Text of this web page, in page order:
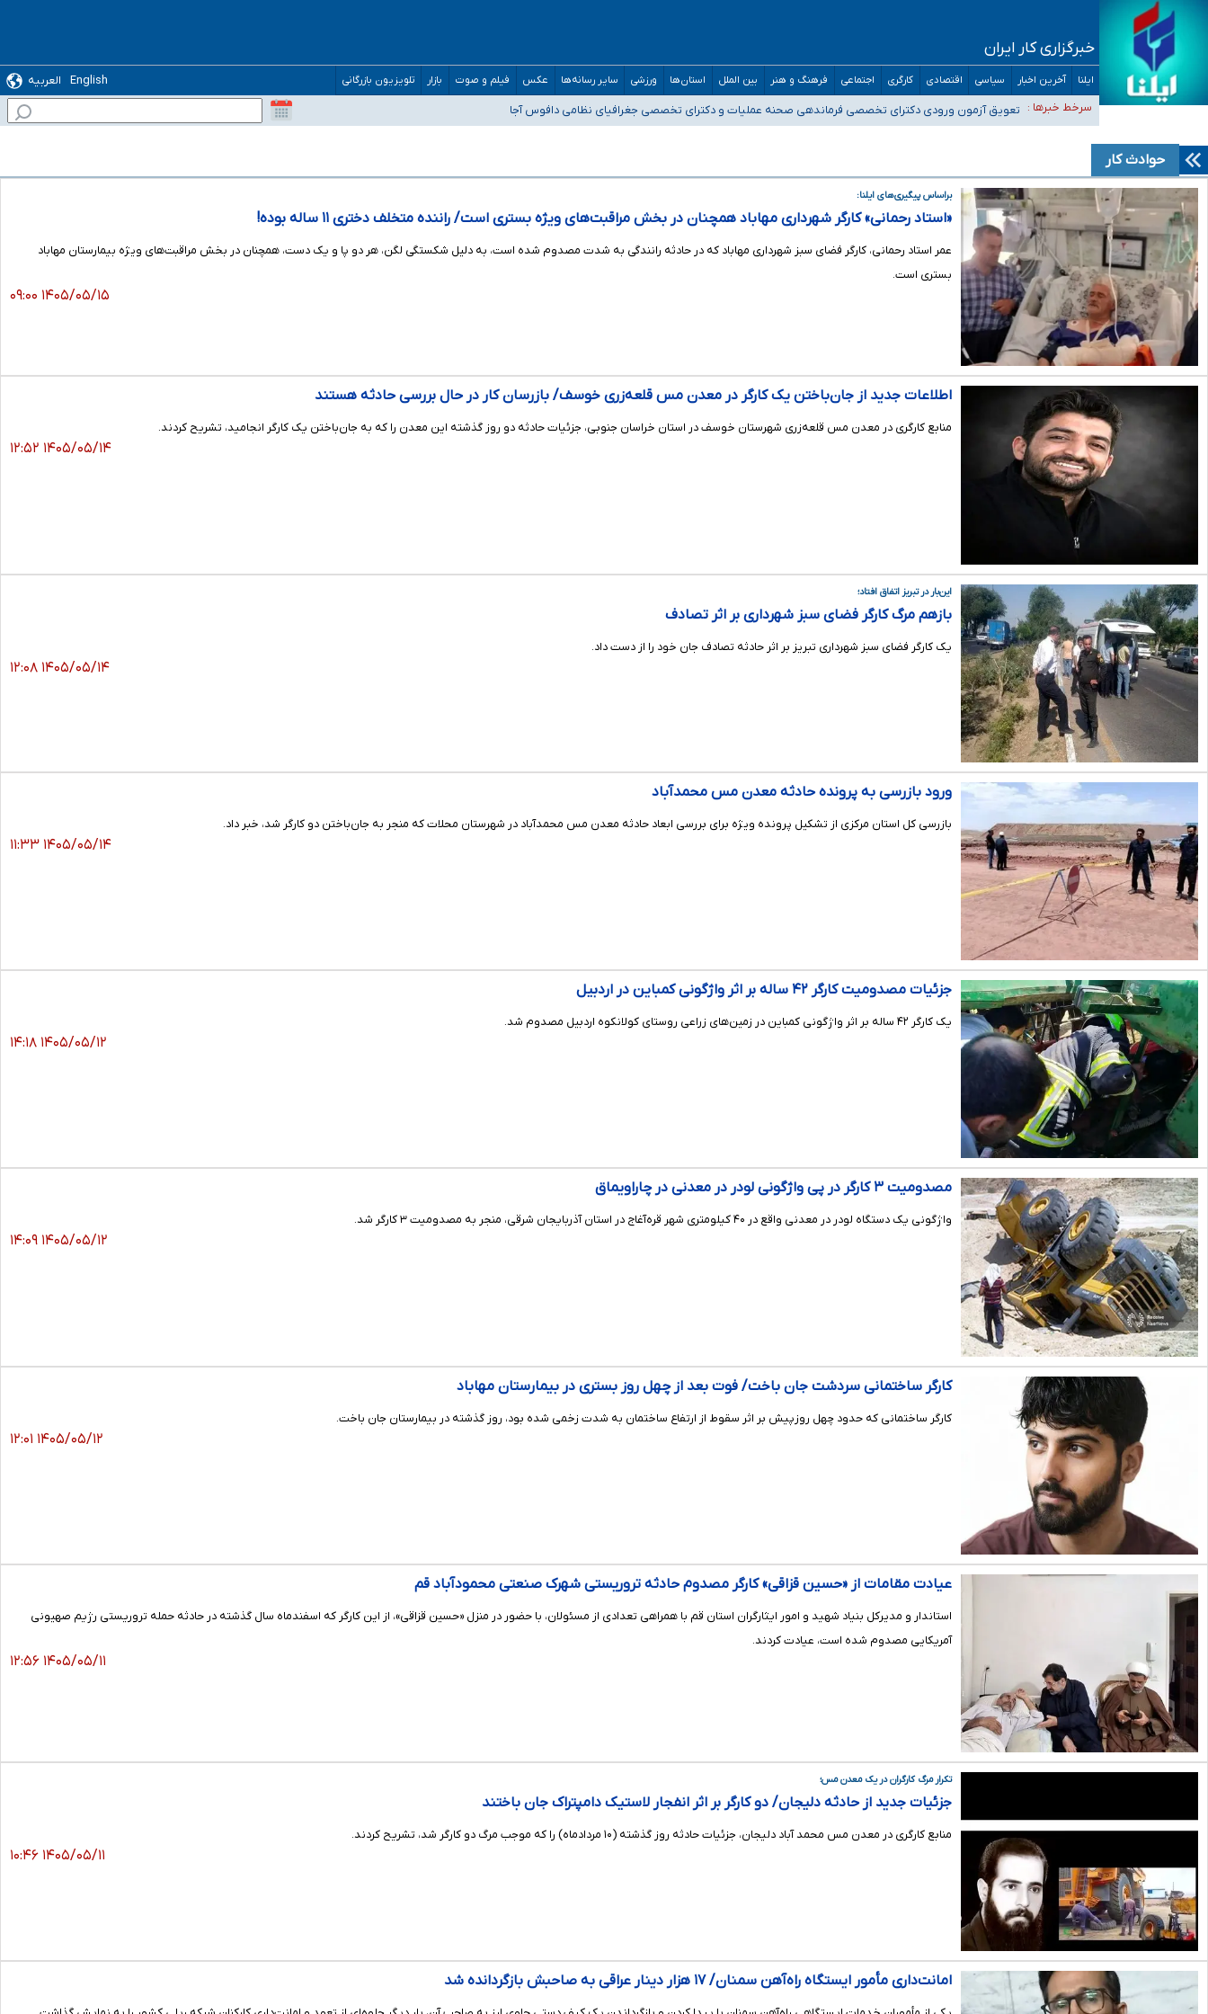
خبرگزاری کار ایران
ایلنا آخرین اخبار سیاسی اقتصادی کارگری اجتماعی فرهنگ و هنر بین الملل استان‌ها ورزشی سایر رسانه‌ها عکس فیلم و صوت بازار تلویزیون بازرگانی English
العربیه
سرخط خبرها :
موضع وزارت بهداشت درباره ظرفیت پزشکی کنکور ۱۴۰۵: خواستار اصلاح ظرفیت‌ها هستیم، اما هنوز پاسخ مشخصی نگرفته‌ایم
تعویق آزمون ورودی دکترای تخصصی فرماندهی صحنه عملیات و دکترای تخصصی جغرافیای نظامی دافوس آجا
هیچ پرستاری بازداشت یا اخراج نشده است/ از رئیس جمهور خواستیم ورود کند
حوادث كار
براساس پیگیری‌های ایلنا:
«استاد رحمانی» کارگر شهرداری مهاباد همچنان در بخش مراقبت‌های ویژه بستری است/ راننده متخلف دختری ۱۱ ساله بوده!
عمر استاد رحمانی، کارگر فضای سبز شهرداری مهاباد که در حادثه رانندگی به شدت مصدوم شده است، به دلیل شکستگی لگن، هر دو پا و یک دست، همچنان در بخش مراقبت‌های ویژه بیمارستان مهاباد
بستری است.
۱۴۰۵/۰۵/۱۵ ۰۹:۰۰
اطلاعات جدید از جان‌باختن یک کارگر در معدن مس قلعه‌زری خوسف/ بازرسان کار در حال بررسی حادثه هستند
منابع کارگری در معدن مس قلعه‌زری شهرستان خوسف در استان خراسان جنوبی، جزئیات حادثه دو روز گذشته این معدن را که به جان‌باختن یک کارگر انجامید، تشریح کردند.
۱۴۰۵/۰۵/۱۴ ۱۲:۵۲
این‌بار در تبریز اتفاق افتاد؛
بازهم مرگ کارگر فضای سبز شهرداری بر اثر تصادف
یک کارگر فضای سبز شهرداری تبریز بر اثر حادثه تصادف جان خود را از دست داد.
۱۴۰۵/۰۵/۱۴ ۱۲:۰۸
ورود بازرسی به پرونده حادثه معدن مس محمدآباد
بازرسی کل استان مرکزی از تشکیل پرونده ویژه برای بررسی ابعاد حادثه معدن مس محمدآباد در شهرستان محلات که منجر به جان‌باختن دو کارگر شد، خبر داد.
۱۴۰۵/۰۵/۱۴ ۱۱:۳۳
جزئیات مصدومیت کارگر ۴۲ ساله بر اثر واژگونی کمباین در اردبیل
یک کارگر ۴۲ ساله بر اثر واژگونی کمباین در زمین‌های زراعی روستای کولانکوه اردبیل مصدوم شد.
۱۴۰۵/۰۵/۱۲ ۱۴:۱۸
مصدومیت ۳ کارگر در پی واژگونی لودر در معدنی در چاراویماق
واژگونی یک دستگاه لودر در معدنی واقع در ۴۰ کیلومتری شهر قره‌آغاج در استان آذربایجان شرقی، منجر به مصدومیت ۳ کارگر شد.
۱۴۰۵/۰۵/۱۲ ۱۴:۰۹
کارگر ساختمانی سردشت جان باخت/ فوت بعد از چهل روز بستری در بیمارستان مهاباد
کارگر ساختمانی که حدود چهل روزپیش بر اثر سقوط از ارتفاع ساختمان به شدت زخمی شده بود، روز گذشته در بیمارستان جان باخت.
۱۴۰۵/۰۵/۱۲ ۱۲:۰۱
عیادت مقامات از «حسین قزاقی» کارگر مصدوم حادثه تروریستی شهرک صنعتی محمودآباد قم
استاندار و مدیرکل بنیاد شهید و امور ایثارگران استان قم با همراهی تعدادی از مسئولان، با حضور در منزل «حسین قزاقی»، از این کارگر که اسفندماه سال گذشته در حادثه حمله تروریستی رژیم صهیونی
آمریکایی مصدوم شده است، عیادت کردند.
۱۴۰۵/۰۵/۱۱ ۱۲:۵۶
تکرار مرگ کارگران در یک معدن مس؛
جزئیات جدید از حادثه دلیجان/ دو کارگر بر اثر انفجار لاستیک دامپتراک جان باختند
منابع کارگری در معدن مس محمد آباد دلیجان، جزئیات حادثه روز گذشته (۱۰ مردادماه) را که موجب مرگ دو کارگر شد، تشریح کردند.
۱۴۰۵/۰۵/۱۱ ۱۰:۴۶
امانت‌داری مأمور ایستگاه راه‌آهن سمنان/ ۱۷ هزار دینار عراقی به صاحبش بازگردانده شد